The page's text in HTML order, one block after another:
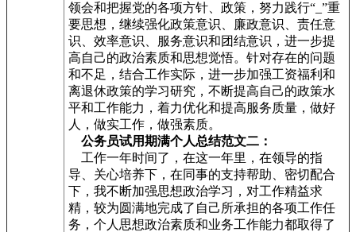
领会和把握党的各项方针、政策，努力践行“_”重
要思想，继续强化政策意识、廉政意识、责任意
识、效率意识、服务意识和团结意识，进一步提
高自己的政治素质和思想觉悟。针对存在的问题
和不足，结合工作实际，进一步加强工资福利和
离退休政策的学习研究，不断提高自己的政策水
平和工作能力，着力优化和提高服务质量，做好
人，做实工作，做强素质。
公务员试用期满个人总结范文二：
工作一年时间了，在这一年里，在领导的指
导、关心培养下，在同事的支持帮助、密切配合
下，我不断加强思想政治学习，对工作精益求
精，较为圆满地完成了自己所承担的各项工作任
务，个人思想政治素质和业务工作能力都取得了